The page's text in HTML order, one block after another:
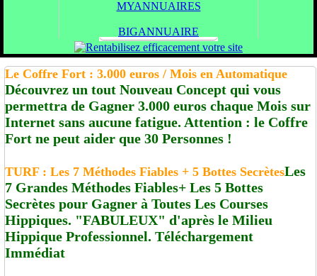
MYANNUAIRES
BIGANNUAIRE
Le Coffre Fort : 3.000 euros / Mois en Automatique
Découvrez un tout Nouveau Concept qui vous
permettra de Gagner 3.000 euros chaque Mois sur
Internet sans aucune fatigue. Attention : le Coffre
Fort ne peut aider que 30 Personnes !
TURF : Les 7 Méthodes Fiables + 5 Bottes SecrètesLes
7 Grandes Méthodes Fiables+ Les 5 Bottes
Secrètes pour Gagner à Toutes Les Courses
Hippiques. "FABULEUX" d'après le Milieu
Hippique Professionnel. Téléchargement
Immédiat